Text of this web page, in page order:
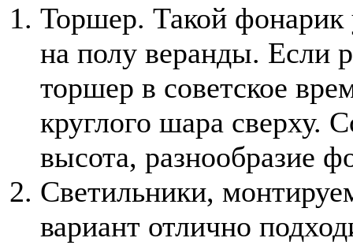
Торшер. Такой фонарик
на полу веранды. Если
торшер в советское
круглого шара сверху.
высота, разнообразие
Светильники,
вариант отлично